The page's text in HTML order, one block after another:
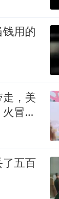
用的
，美
冒三
五百